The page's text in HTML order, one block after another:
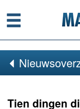
Menu
Tien dingen